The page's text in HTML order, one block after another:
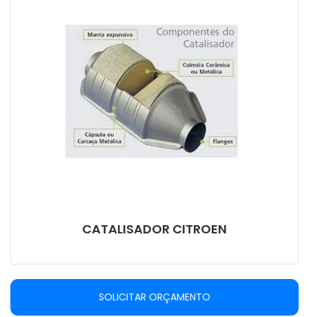
CATALISADOR CITROEN
SOLICITAR ORÇAMENTO